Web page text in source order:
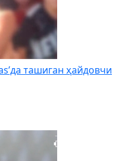
ташиган ҳайдовчи